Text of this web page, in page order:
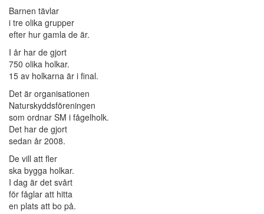
Barnen tävlar
i tre olika grupper
efter hur gamla de är.
I år har de gjort
750 olika holkar.
15 av holkarna är i final.
Det är organisationen
Naturskyddsföreningen
som ordnar SM i fågelholk.
Det har de gjort
sedan år 2008.
De vill att fler
ska bygga holkar.
I dag är det svårt
för fåglar att hitta
en plats att bo på.